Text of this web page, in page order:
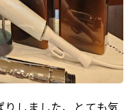
しました、とても気